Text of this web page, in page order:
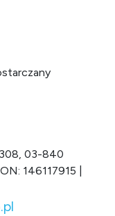
03-840
146117915 |